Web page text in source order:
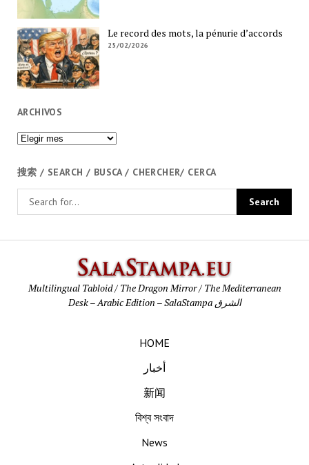
Le record des mots, la pénurie d’accords
25/02/2026
ARCHIVOS
Archivos
搜索 / SEARCH / BUSCA / CHERCHER/ CERCA
Multilingual Tabloid / The Dragon Mirror / The Mediterranean
Desk – Arabic Edition – SalaStampa الشرق
HOME
أخبار
新闻
বিশ্ব সংবাদ
News